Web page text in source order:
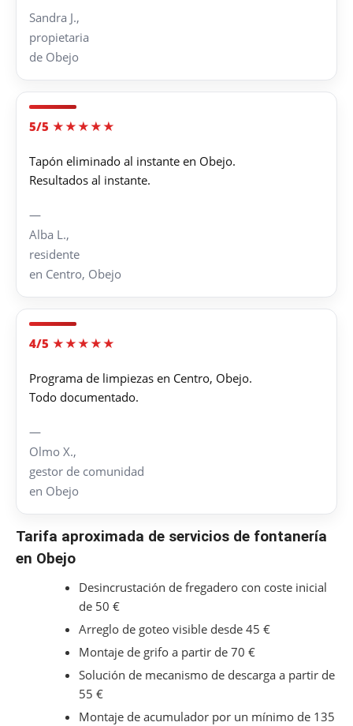
Sandra J.,
propietaria
de Obejo
5/5 ★★★★★
Tapón eliminado al instante en Obejo.
Resultados al instante.
—
Alba L.,
residente
en Centro, Obejo
4/5 ★★★★★
Programa de limpiezas en Centro, Obejo.
Todo documentado.
—
Olmo X.,
gestor de comunidad
en Obejo
Tarifa aproximada de servicios de fontanería
en Obejo
Desincrustación de fregadero con coste inicial
de 50 €
Arreglo de goteo visible desde 45 €
Montaje de grifo a partir de 70 €
Solución de mecanismo de descarga a partir de
55 €
Montaje de acumulador por un mínimo de 135